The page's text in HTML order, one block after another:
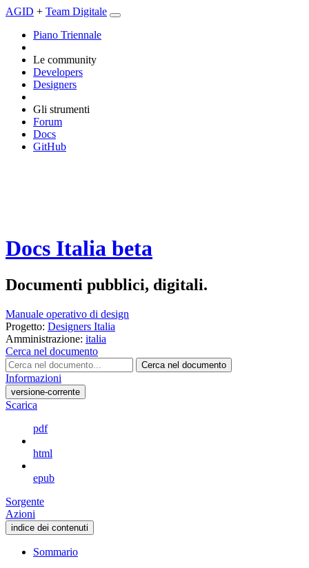
AGID + Team Digitale
Piano Triennale
Le community
Developers
Designers
Gli strumenti
Forum
Docs
GitHub
Docs Italia beta
Documenti pubblici, digitali.
Manuale operativo di design
Progetto: Designers Italia
Amministrazione: italia
Cerca nel documento
Cerca nel documento
Informazioni
versione-corrente
Scarica
pdf
html
epub
Sorgente
Azioni
indice dei contenuti
Sommario